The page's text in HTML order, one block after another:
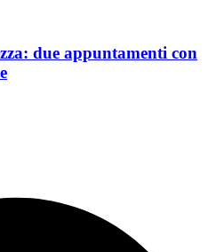
due appuntamenti con